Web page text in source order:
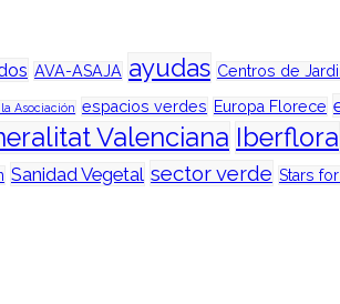
AVA-ASAJA ayudas Centros de
Asociación espacios verdes Europa Florece
Valenciana Iberflora
Sanidad Vegetal sector verde Stars